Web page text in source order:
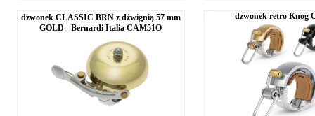
dzwonek CLASSIC BRN z dźwignią 57 mm
GOLD - Bernardi Italia CAM51O
dzwonek retro Knog